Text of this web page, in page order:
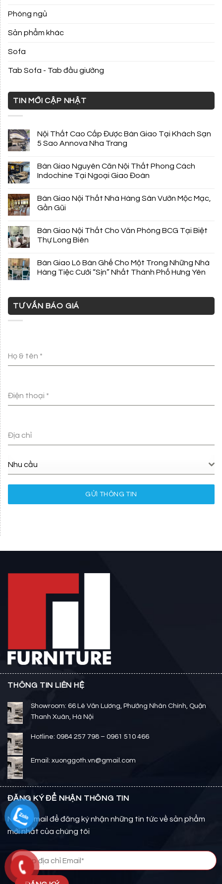
Phòng ngủ
Sản phẩm khác
Sofa
Tab Sofa - Tab đầu giường
TIN MỚI CẬP NHẬT
Nội Thất Cao Cấp Được Bàn Giao Tại Khách Sạn
5 Sao Annova Nha Trang
Bàn Giao Nguyên Căn Nội Thất Phong Cách
Indochine Tại Ngoại Giao Đoàn
Bàn Giao Nội Thất Nhà Hàng Sân Vườn Mộc Mạc,
Gần Gũi
Bàn Giao Nội Thất Cho Văn Phòng BCG Tại Biệt
Thự Long Biên
Bàn Giao Lô Bàn Ghế Cho Một Trong Những Nhà
Hàng Tiệc Cưới “Sịn” Nhất Thành Phố Hưng Yên
TƯ VẤN BÁO GIÁ
Họ & tên *
Điện thoại *
Địa chỉ
Nhu cầu
GỬI THÔNG TIN
THÔNG TIN LIÊN HỆ
Showroom: 66 Lê Văn Lương, Phường Nhân Chính, Quận
Thanh Xuân, Hà Nội
Hotline: 0984 257 798 – 0961 510 466
Email: xuonggoth.vn@gmail.com
ĐĂNG KÝ ĐỂ NHẬN THÔNG TIN
Nhập email để đăng ký nhận những tin tức về sản phẩm
mới nhất của chúng tôi